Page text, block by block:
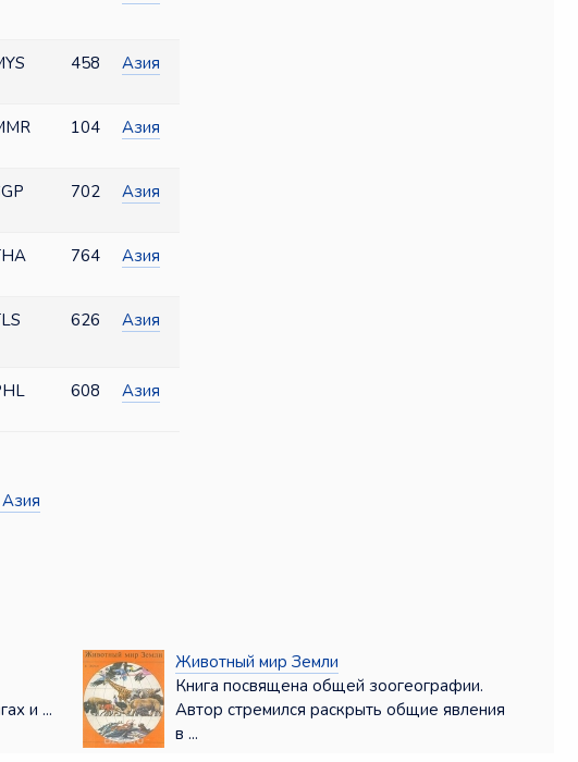
458 Азия
104 Азия
702 Азия
764 Азия
626 Азия
608 Азия
и ...
Животный мир Земли
Книга посвящена общей зоогеографии.
Автор стремился раскрыть общие явления
в ...